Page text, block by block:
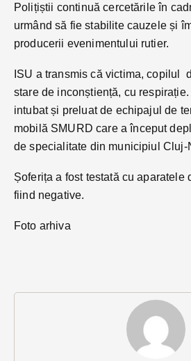
Polițiștii continuă cercetările în
urmând să fie stabilite cauzele și
producerii evenimentului rutier.
ISU a transmis că victima, copilul
stare de inconștiență, cu
intubat și preluat de echipajul de
mobilă SMURD care a început
de specialitate din municipiul Cluj-
Șoferița a fost testată cu aparatele
fiind negative.
Foto arhiva